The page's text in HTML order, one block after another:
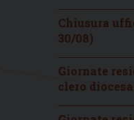
Chiusura
30/08)
Giornate
clero